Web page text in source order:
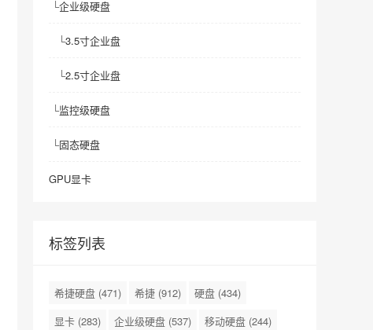
└企业级硬盘
└3.5寸企业盘
└2.5寸企业盘
└监控级硬盘
└固态硬盘
GPU显卡
标签列表
希捷硬盘 (471) 希捷 (912) 硬盘 (434)
显卡 (283) 企业级硬盘 (537) 移动硬盘 (244)